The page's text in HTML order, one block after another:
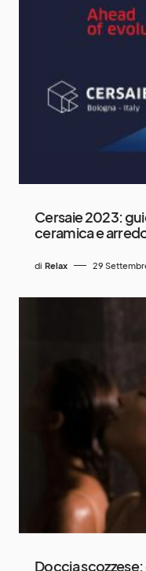
Cersaie 2023:
ceramica e
di Relax 29
Doccia